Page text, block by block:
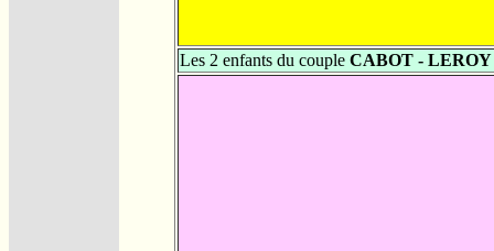
Les 2 enfants du couple CABOT - LEROY